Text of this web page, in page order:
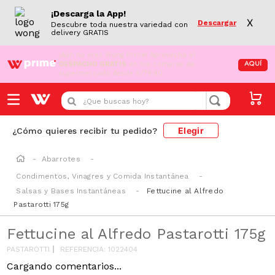
¡Descarga la App!
Descubre toda nuestra variedad con
delivery GRATIS
Descargar X
¡Aún no eres Wong Prime! Aprovecha el
DESPACHO GRATIS en tus compras de
supermercado desde S/79.90
AQUÍ
¿Que buscas hoy?
¿Cómo quieres recibir tu pedido? Elegir
Abarrotes
Condimentos, Vinagres y Comida Instantánea
Salsas y Bases Instantáneas
Fettucine al Alfredo
Pastarotti 175g
Fettucine al Alfredo Pastarotti 175g
PASTAROTTI REFERENCIA:1022404